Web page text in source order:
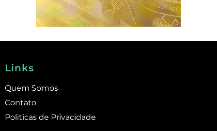
Links
Quem Somos
Contato
Politicas de Privacidade